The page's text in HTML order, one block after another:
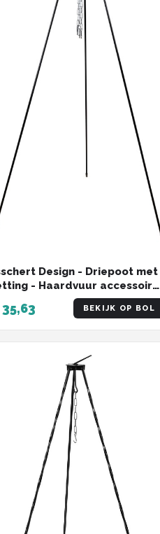
Design - Driepoot met
- Haardvuur accessoires
BEKIJK OP BOL